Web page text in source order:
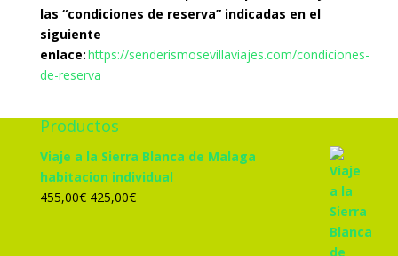
las “condiciones de reserva” indicadas en el
siguiente
enlace:https://senderismosevillaviajes.com/condiciones-
de-reserva
Productos
Viaje a la Sierra Blanca de Malaga
habitacion individual
455,00€ El
425,00€El